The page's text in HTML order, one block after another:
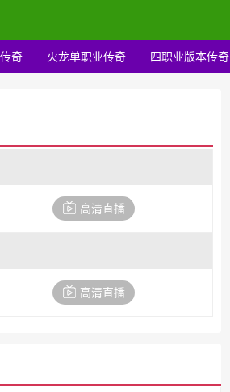
奇 火龙单职业传奇 四职业版本传奇
高清直播
高清直播